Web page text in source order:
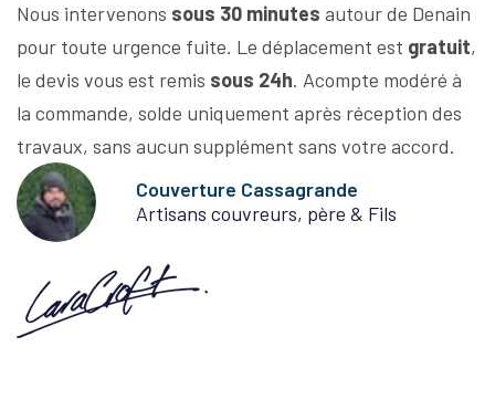
Nous intervenons sous 30 minutes autour de Denain
pour toute urgence fuite. Le déplacement est gratuit,
le devis vous est remis sous 24h. Acompte modéré à
la commande, solde uniquement après réception des
travaux, sans aucun supplément sans votre accord.
Couverture Cassagrande
Artisans couvreurs, père & Fils